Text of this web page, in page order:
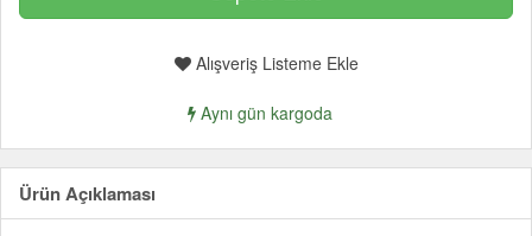
Alışveriş Listeme Ekle
Aynı gün kargoda
Ürün Açıklaması